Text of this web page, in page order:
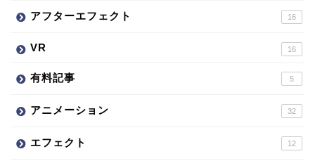
アフターエフェクト 16
VR 16
有料記事 5
アニメーション 32
エフェクト 12